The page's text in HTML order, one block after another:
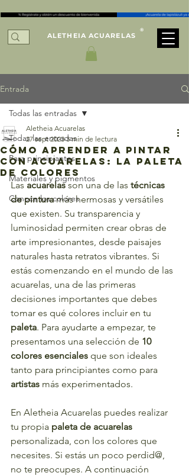
ALETHEIA ACUARELAS
®
Entrada
Todas las entradas
Para principiantes
Materiales y pigmentos
Conoce los colores
Todas las entradas
cómo aprender a pintar
con acuarelas: LA PALETA
DE COLORES
Aletheia Acuarelas
27 sept 2023 3 min de lectura
Las acuarelas son una de las técnicas
de pintura más hermosas y versátiles
que existen. Su transparencia y
luminosidad permiten crear obras de
arte impresionantes, desde paisajes
naturales hasta retratos vibrantes. Si
estás comenzando en el mundo de las
acuarelas, una de las primeras
decisiones importantes que debes
tomar es qué colores incluir en tu
paleta. Para ayudarte a empezar, te
presentamos una selección de 10
colores esenciales que son ideales
tanto para principiantes como para
artistas más experimentados.
En Aletheia Acuarelas puedes realizar
tu propia paleta de acuarelas
personalizada, con los colores que
necesites. Si estás un poco perdid@,
no te preocupes. A continuación